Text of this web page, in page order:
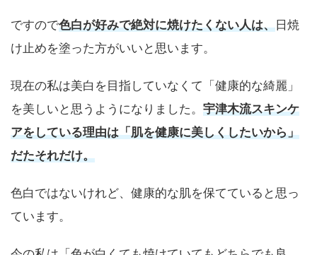
ですので色白が好みで絶対に焼けたくない人は、 日焼
け止めを塗った方がいいと思います。
現在の私は美白を目指していなくて「健康的な綺麗」
を美しいと思うようになりました。 宇津木流スキンケ
アをしている理由は「肌を健康に美しくしたいから」
だたそれだけ。
色白ではないけれど、健康的な肌を保てていると思っ
ています。